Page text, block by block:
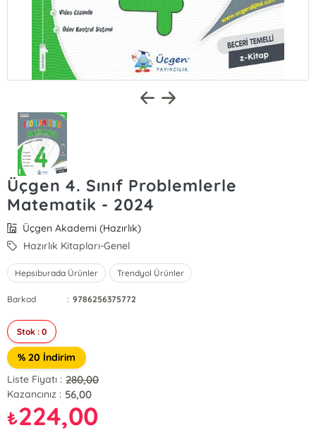
Üçgen 4. Sınıf Problemlerle
Matematik - 2024
Üçgen Akademi (Hazırlık)
Hazırlık Kitapları-Genel
Hepsiburada Ürünler Trendyol Ürünler
Barkod : 9786256375772
Stok : 0
% 20 İndirim
Liste Fiyatı : 280,00
Kazancınız : 56,00
₺224,00